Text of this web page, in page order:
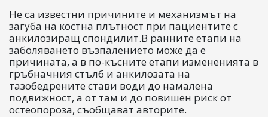
Не са известни причините и механизмът на
загуба на костна плътност при пациентите с
анкилозиращ спондилит.В ранните етапи на
заболяването възпалението може да е
причината, а в по-късните етапи измененията в
гръбначния стълб и анкилозата на
тазобедрените стави води до намалена
подвижност, а от там и до повишен риск от
остеопороза, съобщават авторите.